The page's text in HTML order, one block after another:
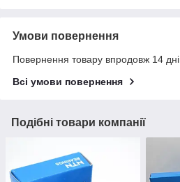
Умови повернення
Повернення товару впродовж 14
Всі умови повернення
Подібні товари компанії